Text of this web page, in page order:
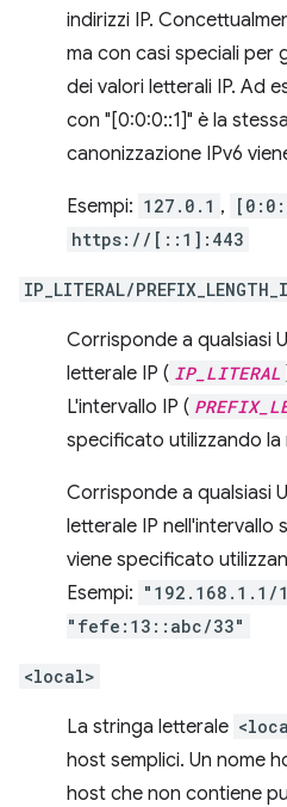
indirizzi IP.
ma con casi speciali per
dei valori letterali IP. Ad
con "[0:0:0::1]" è la
canonizzazione IPv6
Esempi: 127.0.1 ,
https://[::1]:443
IP_LITERAL/
Corrisponde a qualsiasi
letterale IP ( IP_LITERAL
L'intervallo IP (
specificato utilizzando la
Corrisponde a qualsiasi
letterale IP nell'intervallo
viene specificato
Esempi: "192.168.1.1/
"fefe:13::abc/33"
<local>
La stringa letterale
host semplici. Un nome
host che non contiene